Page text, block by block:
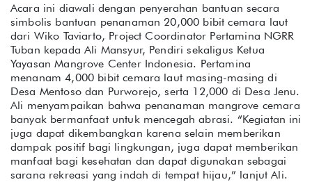
Acara ini diawali dengan penyerahan bantuan secara
simbolis bantuan penanaman 20,000 bibit cemara laut
dari Wiko Taviarto, Project Coordinator Pertamina NGRR
Tuban kepada Ali Mansyur, Pendiri sekaligus Ketua
Yayasan Mangrove Center Indonesia. Pertamina
menanam 4,000 bibit cemara laut masing-masing di
Desa Mentoso dan Purworejo, serta 12,000 di Desa Jenu.
Ali menyampaikan bahwa penanaman mangrove cemara
banyak bermanfaat untuk mencegah abrasi. “Kegiatan ini
juga dapat dikembangkan karena selain memberikan
dampak positif bagi lingkungan, juga dapat memberikan
manfaat bagi kesehatan dan dapat digunakan sebagai
sarana rekreasi yang indah di tempat hijau,” lanjut Ali.